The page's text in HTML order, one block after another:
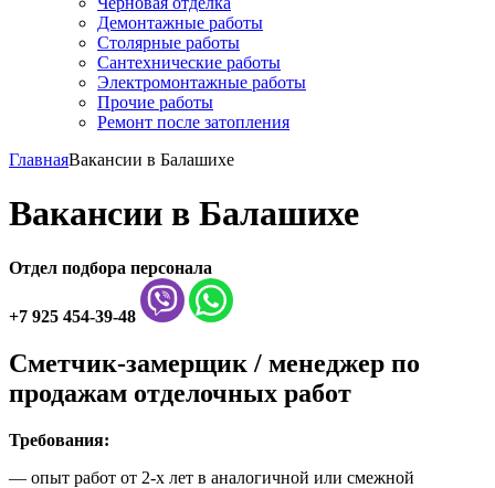
Демонтажные работы
Столярные работы
Сантехнические работы
Электромонтажные работы
Прочие работы
Ремонт после затопления
ГлавнаяВакансии в Балашихе
Вакансии в Балашихе
Отдел подбора персонала
+7 925 454-39-48
Сметчик-замерщик / менеджер по
продажам отделочных работ
Требования:
— опыт работ от 2-х лет в аналогичной или смежной